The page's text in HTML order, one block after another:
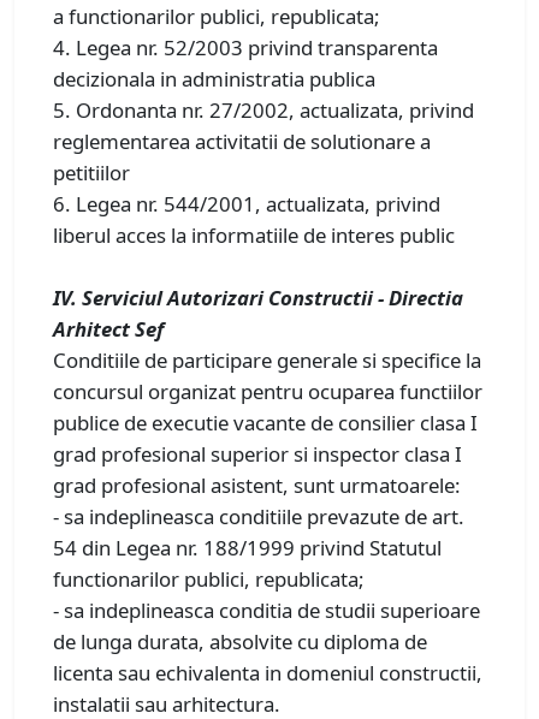
a functionarilor publici, republicata;
4. Legea nr. 52/2003 privind transparenta
decizionala in administratia publica
5. Ordonanta nr. 27/2002, actualizata, privind
reglementarea activitatii de solutionare a
petitiilor
6. Legea nr. 544/2001, actualizata, privind
liberul acces la informatiile de interes public
IV. Serviciul Autorizari Constructii - Directia
Arhitect Sef
Conditiile de participare generale si specifice la
concursul organizat pentru ocuparea functiilor
publice de executie vacante de consilier clasa I
grad profesional superior si inspector clasa I
grad profesional asistent, sunt urmatoarele:
- sa indeplineasca conditiile prevazute de art.
54 din Legea nr. 188/1999 privind Statutul
functionarilor publici, republicata;
- sa indeplineasca conditia de studii superioare
de lunga durata, absolvite cu diploma de
licenta sau echivalenta in domeniul constructii,
instalatii sau arhitectura.